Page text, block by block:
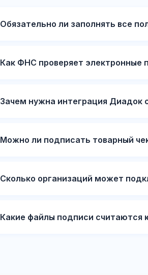
Обязательно ли заполнять все
Как ФНС проверяет электронные
Зачем нужна интеграция Диадок
Можно ли подписать товарный
Сколько организаций может
Какие файлы подписи считаются